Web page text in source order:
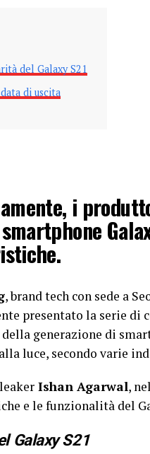
del Galaxy S21
di uscita
i
, brand tech con sede a
presentato la serie
generazione di
luce, secondo varie
Ishan Agarwal,
e le funzionalità del
Galaxy S21